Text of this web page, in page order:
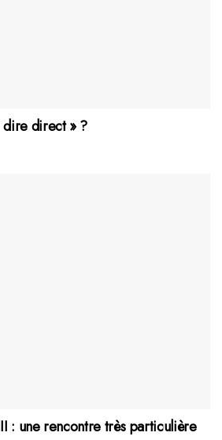
dire direct » ?
: une rencontre très particulière